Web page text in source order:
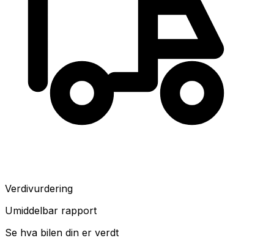
Verdivurdering
Umiddelbar rapport
Se hva bilen din er verdt